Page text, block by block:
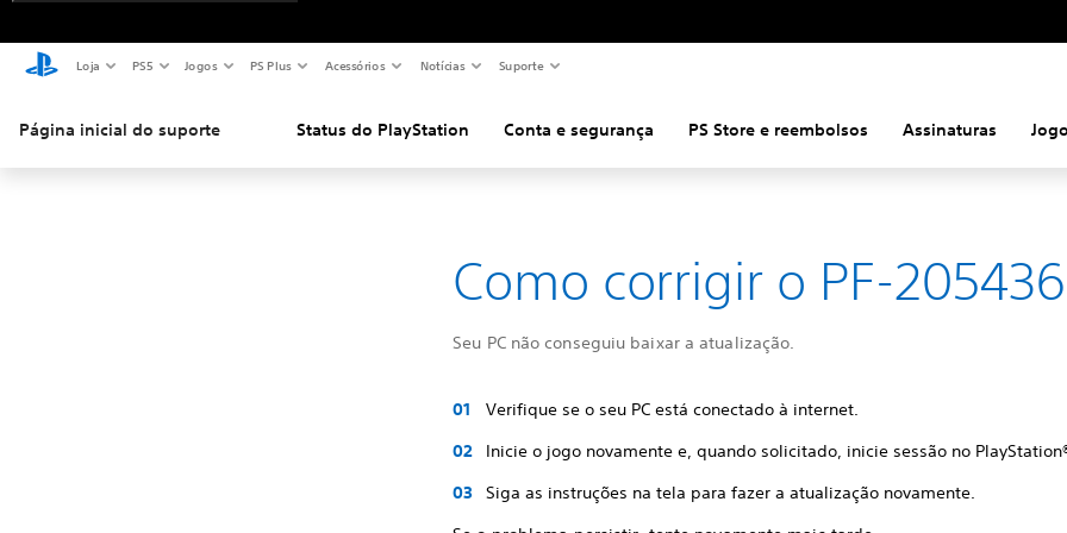
Loja PS5 Jogos PS Plus Acessórios Notícias Suporte
Página inicial do suporte Status do PlayStation Conta e segurança PS Store e reembolsos Assinaturas
Como corrigir o PF-
Seu PC não conseguiu baixar a atualização.
Verifique se o seu PC está conectado à internet.
Inicie o jogo novamente e, quando solicitado, inicie sessão no
Siga as instruções na tela para fazer a atualização novamente.